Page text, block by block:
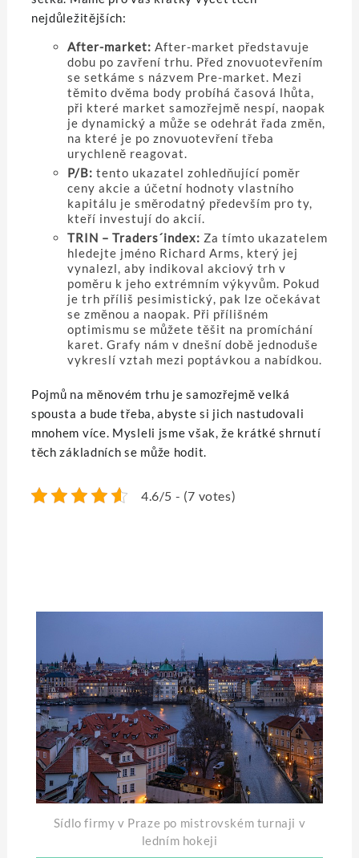
nejdůležitějších:
After-market: After-market představuje
dobu po zavření trhu. Před znovuotevřením
se setkáme s názvem Pre-market. Mezi
těmito dvěma body probíhá časová lhůta,
při které market samozřejmě nespí, naopak
je dynamický a může se odehrát řada změn,
na které je po znovuotevření třeba
urychleně reagovat.
P/B: tento ukazatel zohledňující poměr
ceny akcie a účetní hodnoty vlastního
kapitálu je směrodatný především pro ty,
kteří investují do akcií.
TRIN – Traders´index: Za tímto ukazatelem
hledejte jméno Richard Arms, který jej
vynalezl, aby indikoval akciový trh v
poměru k jeho extrémním výkyvům. Pokud
je trh příliš pesimistický, pak lze očekávat
se změnou a naopak. Při přílišném
optimismu se můžete těšit na promíchání
karet. Grafy nám v dnešní době jednoduše
vykreslí vztah mezi poptávkou a nabídkou.
Pojmů na měnovém trhu je samozřejmě velká
spousta a bude třeba, abyste si jich nastudovali
mnohem více. Mysleli jsme však, že krátké shrnutí
těch základních se může hodit.
4.6/5 - (7 votes)
Sídlo firmy v Praze po mistrovském turnaji v
ledním hokeji